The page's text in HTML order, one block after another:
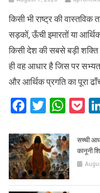
किसी भी राष्ट्र की
सड़कों, ऊँची इमारतों या
किसी देश की सबसे बड़ी शक्ति
ही वह आधार है जिस पर
और आर्थिक प्रगति का पूरा
Facebook
Twitter
सच्ची
कानूनी